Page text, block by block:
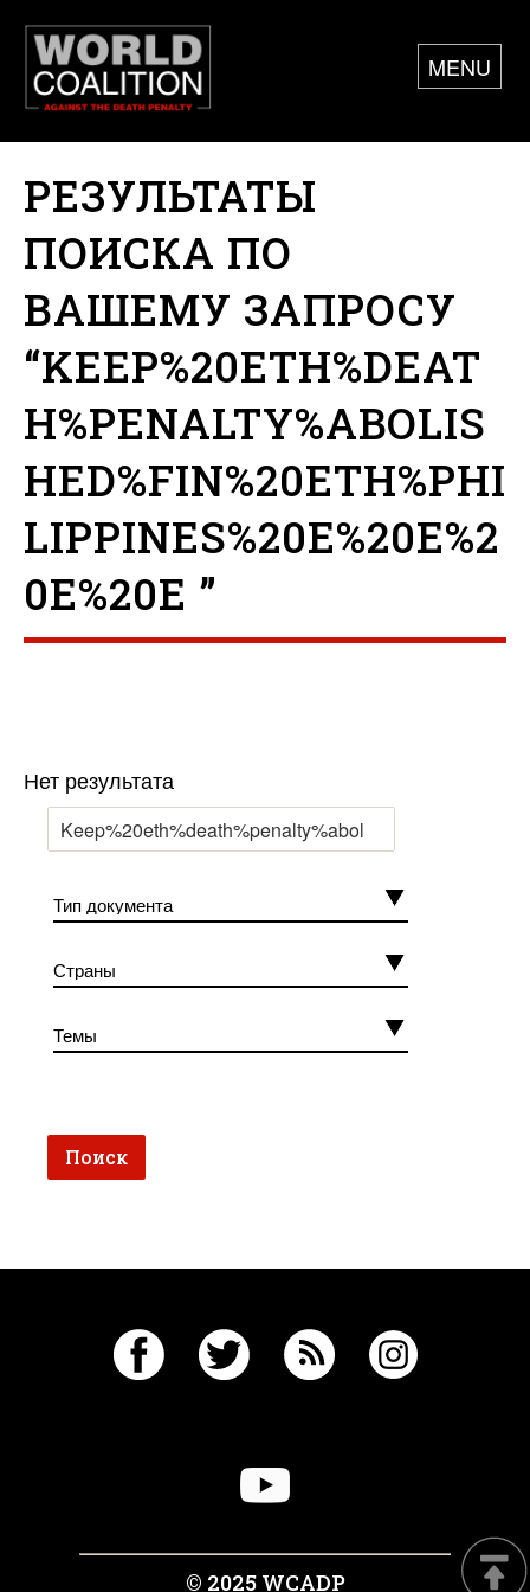
MENU
РЕЗУЛЬТАТЫ
ПОИСКА ПО
ВАШЕМУ ЗАПРОСУ
“KEEP%20ETH%DEAT
H%PENALTY%ABOLIS
HED%FIN%20ETH%PHI
LIPPINES%20E%20E%2
0E%20E ”
Нет результата
© 2025 WCADP